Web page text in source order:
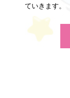
ていきます。